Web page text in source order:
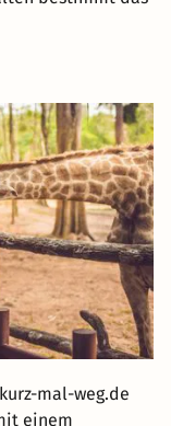
mal-weg.de
einem